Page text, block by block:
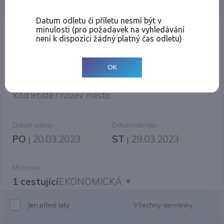
Místo odletu
Kód letiště / název města
Datum odletu
PO | 20.03.2023
Datum návratu
ST | 29.03.2023
Možnosti
1 cestujícíEKONOMICKÁ
Jen přímé lety Všechny aerolinky
Datum odletu či příletu nesmí být v
minulosti (pro požadavek na vyhledávání
není k dispozici žádný platný čas odletu)
OK